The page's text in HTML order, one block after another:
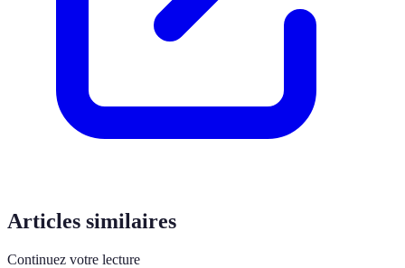
Articles similaires
Continuez votre lecture